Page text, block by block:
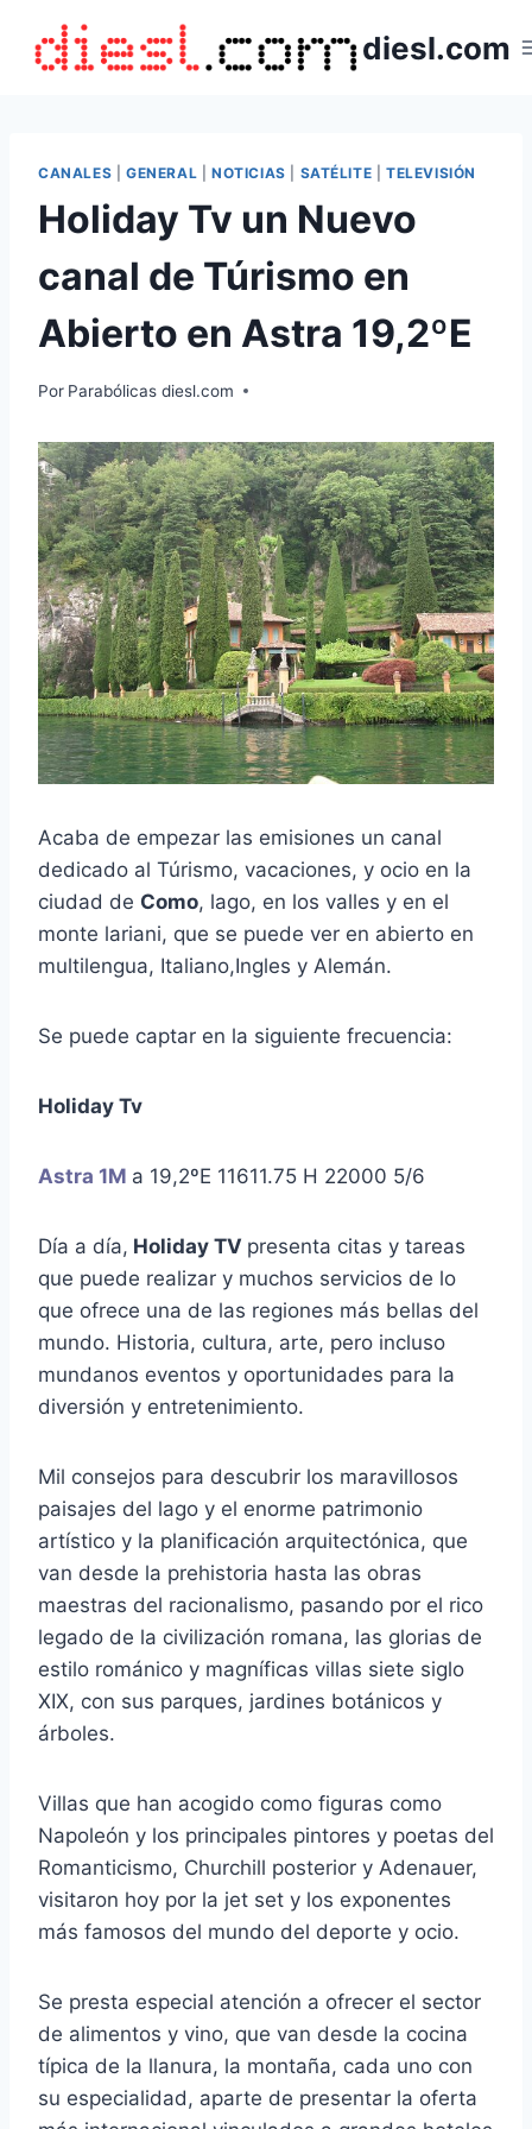
contenido
diesl.com
CANALES GENERAL NOTICIAS SATÉLITE |TELEVISIÓN
Holiday Tv un Nuevo
canal de Túrismo en
Abierto en Astra 19,2ºE
Por Parabólicas diesl.com
Acaba de empezar las emisiones un canal
dedicado al Túrismo, vacaciones, y ocio en la
ciudad de Como, lago, en los valles y en el
monte lariani, que se puede ver en abierto en
multilengua, Italiano,Ingles y Alemán.
Se puede captar en la siguiente frecuencia:
Holiday Tv
Astra 1M a 19,2ºE 11611.75 H 22000 5/6
Día a día, Holiday TV presenta citas y tareas
que puede realizar y muchos servicios de lo
que ofrece una de las regiones más bellas del
mundo. Historia, cultura, arte, pero incluso
mundanos eventos y oportunidades para la
diversión y entretenimiento.
Mil consejos para descubrir los maravillosos
paisajes del lago y el enorme patrimonio
artístico y la planificación arquitectónica, que
van desde la prehistoria hasta las obras
maestras del racionalismo, pasando por el rico
legado de la civilización romana, las glorias de
estilo románico y magníficas villas siete siglo
XIX, con sus parques, jardines botánicos y
árboles.
Villas que han acogido como figuras como
Napoleón y los principales pintores y poetas del
Romanticismo, Churchill posterior y Adenauer,
visitaron hoy por la jet set y los exponentes
más famosos del mundo del deporte y ocio.
Se presta especial atención a ofrecer el sector
de alimentos y vino, que van desde la cocina
típica de la llanura, la montaña, cada uno con
su especialidad, aparte de presentar la oferta